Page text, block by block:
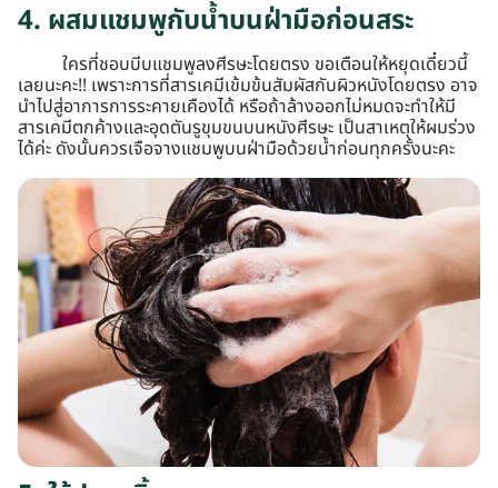
4. ผสมแชมพูกับน้ำบนฝ่ามือก่อนสระ
ใครที่ชอบบีบแชมพูลงศีรษะโดยตรง ขอเตือนให้หยุดเดี๋ยวนี้
เลยนะคะ!! เพราะการที่สารเคมีเข้มข้นสัมผัสกับผิวหนังโดยตรง อาจ
นำไปสู่อาการการระคายเคืองได้ หรือถ้าล้างออกไม่หมดจะทำให้มี
สารเคมีตกค้างและอุดตันรูขุมขนบนหนังศีรษะ เป็นสาเหตุให้ผมร่วง
ได้ค่ะ ดังนั้นควรเจือจางแชมพูบนฝ่ามือด้วยน้ำก่อนทุกครั้งนะคะ